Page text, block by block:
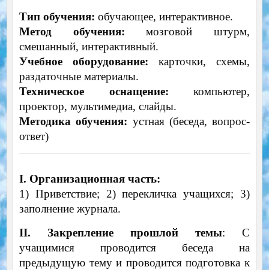
Тип обучения: обучающее, интерактивное.
Метод обучения: мозговой штурм,
смешанный, интерактивный.
Учебное оборудование: карточки, схемы,
раздаточные материалы.
Техническое оснащение: компьютер,
проектор, мультимедиа, слайды.
Методика обучения: устная (беседа, вопрос-
ответ)
I. Организационная часть:
1) Приветствие; 2) перекличка учащихся; 3)
заполнение журнала.
II. Закрепление прошлой темы: С
учащимися проводится беседа на
предыдущую тему и проводится подготовка к